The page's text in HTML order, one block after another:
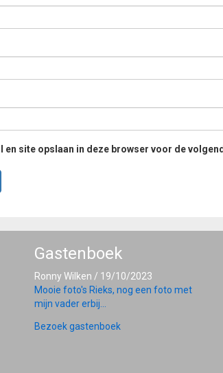
en site opslaan in deze browser voor de
Gastenboek
Ronny Wilken / 19/10/2023
Mooie foto's Rieks, nog een foto met
mijn vader erbij...
Bezoek gastenboek